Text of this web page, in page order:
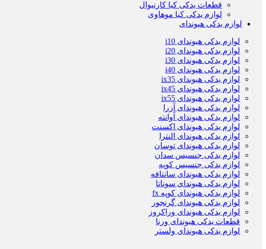
قطعات یدکی کیا کارنیوال
لوازم یدکی کیا موهاوی
لوازم یدکی هیوندای
لوازم یدکی هیوندای i10
لوازم یدکی هیوندای i20
لوازم یدکی هیوندای i30
لوازم یدکی هیوندای i40
لوازم یدکی هیوندای ix35
لوازم یدکی هیوندای ix45
لوازم یدکی هیوندای ix55
لوازم یدکی هیوندای آزرا
لوازم یدکی هیوندای آوانته
لوازم یدکی هیوندای اکسنت
لوازم یدکی هیوندای النترا
لوازم یدکی هیوندای توسان
لوازم یدکی جنسیس سدان
لوازم یدکی جنسیس کوپه
لوازم یدکی هیوندای سانتافه
لوازم یدکی هیوندای سوناتا
لوازم یدکی هیوندای کوپه fx
لوازم یدکی هیوندای گرنجور
لوازم یدکی هیوندای وراکروز
قطعات یدکی هیوندای ورنا
لوازم یدکی هیوندای ولستر